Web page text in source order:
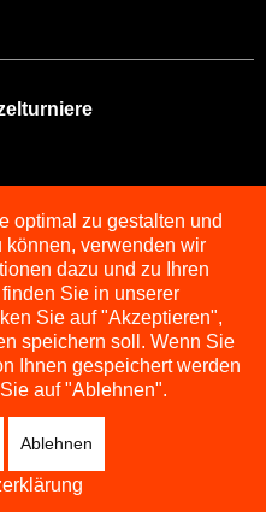
optimal zu gestalten und
können, verwenden wir
dazu und zu Ihren
Sie in unserer
Sie auf "Akzeptieren",
speichern soll. Wenn Sie
Ihnen gespeichert werden
auf "Ablehnen".
Ablehnen